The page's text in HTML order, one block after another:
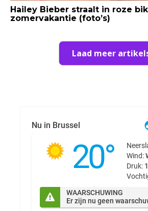
Hailey Bieber straalt in roze
zomervakantie (foto’s)
Laad meer